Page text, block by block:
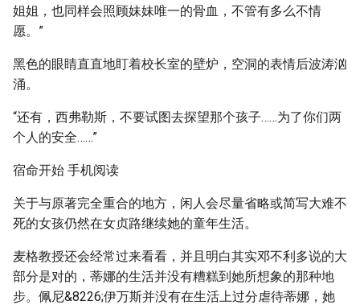
姐姐，也同样会照顾妹妹唯一的骨血，不管有多么不情
愿。”
黑色的眼睛直直地盯着校长室的壁炉，空洞的表情后波涛汹
涌。
“还有，西弗勒斯，不要试图去探望那个孩子……为了你们两
个人的安全……”
宿命开始 手机阅读
关于与原著完全重合的地方，闲人会尽量省略或简写大难不
死的女孩仍然在女贞路继续她的童年生活。
麦格教授还会经常过来看看，并且明白其实邓不利多说的大
部分是对的，蒂娜的生活并没有糟糕到她所想象的那种地
步。佩尼&8226;伊万斯并没有在生活上过分虐待蒂娜，她